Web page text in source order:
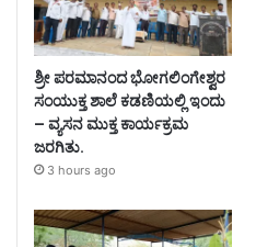
ಶ್ರೀ ಪರಮಾನಂದ ಭೋಗಲಿಂಗೇಶ್ವರ
ಸಂಯುಕ್ತ ಶಾಲೆ ಕಡಣಿಯಲ್ಲಿ ಇಂದು
– ವ್ಯಸನ ಮುಕ್ತ ಕಾರ್ಯಕ್ರಮ
ಜರಗಿತು.
3 hours ago